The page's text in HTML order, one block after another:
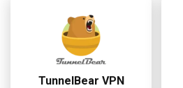
TunnelBear VPN